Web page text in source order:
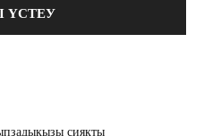
сияқты